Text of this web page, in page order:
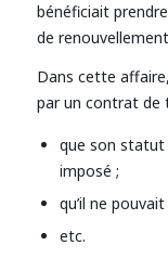
bénéficiait
de
Dans cette
par un contrat de
que son statut
imposé ;
qu’il ne
etc.